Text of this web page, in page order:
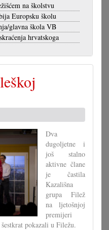
na školstvu
Europsku školu
glavna škola VB
hrvatskoga
Dva
dugoljetne i
još stalno
aktivne člane
je častila
Kazališna
grupa Filež
na ljetošnjoj
premijeri
pokazali u Filežu.